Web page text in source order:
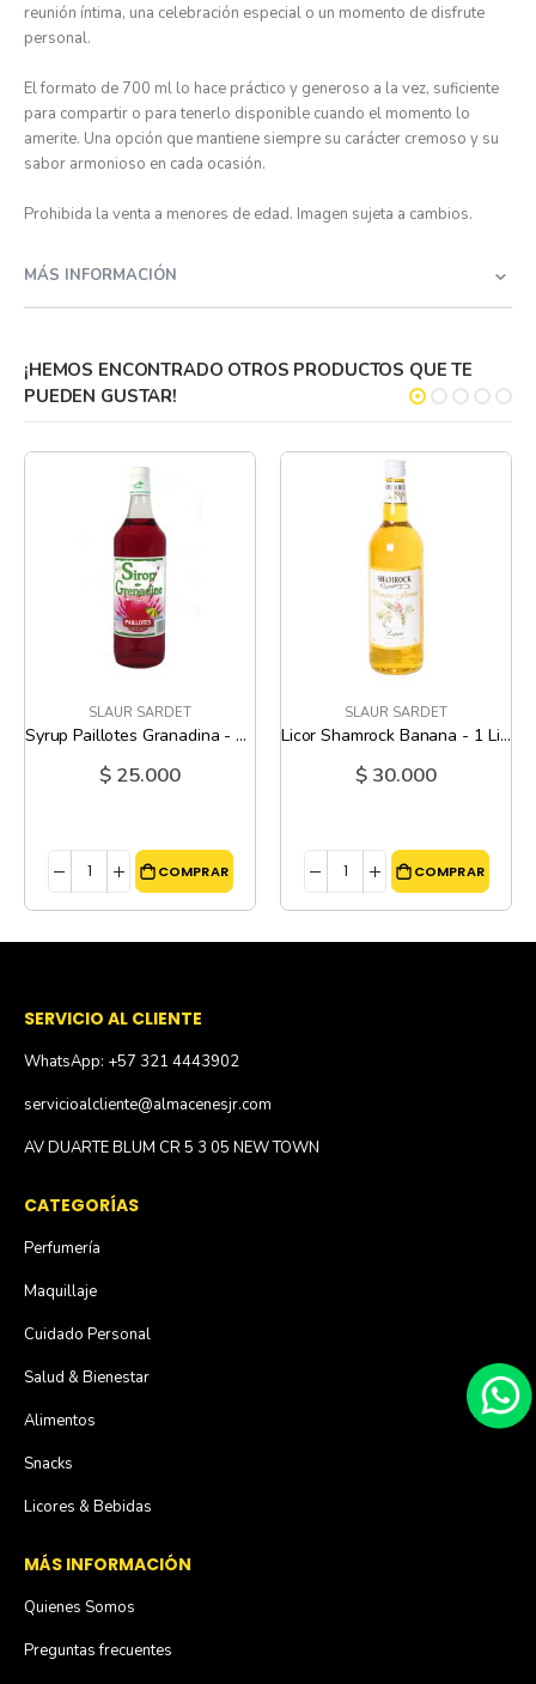
reunión íntima, una celebración especial o un momento de disfrute
personal.
El formato de 700 ml lo hace práctico y generoso a la vez, suficiente
para compartir o para tenerlo disponible cuando el momento lo
amerite. Una opción que mantiene siempre su carácter cremoso y su
sabor armonioso en cada ocasión.
Prohibida la venta a menores de edad. Imagen sujeta a cambios.
MÁS INFORMACIÓN
¡HEMOS ENCONTRADO OTROS PRODUCTOS QUE TE
PUEDEN GUSTAR!
SLAUR SARDET
Syrup Paillotes Granadina - 1 Litro
$ 25.000
COMPRAR
SLAUR SARDET
Licor Shamrock Banana - 1 Litro
$ 30.000
COMPRAR
SERVICIO AL CLIENTE
WhatsApp: +57 321 4443902
servicioalcliente@almacenesjr.com
AV DUARTE BLUM CR 5 3 05 NEW TOWN
CATEGORÍAS
Perfumería
Maquillaje
Cuidado Personal
Salud & Bienestar
Alimentos
Snacks
Licores & Bebidas
MÁS INFORMACIÓN
Quienes Somos
Preguntas frecuentes